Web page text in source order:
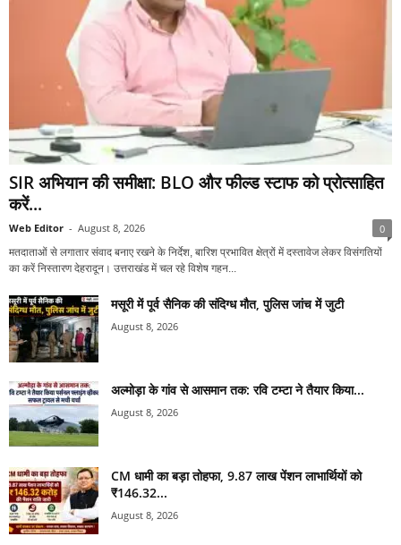
SIR अभियान की समीक्षा: BLO और फील्ड स्टाफ को प्रोत्साहित
करें...
Web Editor - August 8, 2026 0
मतदाताओं से लगातार संवाद बनाए रखने के निर्देश, बारिश प्रभावित क्षेत्रों में दस्तावेज लेकर विसंगतियों
का करें निस्तारण देहरादून। उत्तराखंड में चल रहे विशेष गहन...
मसूरी में पूर्व सैनिक की संदिग्ध मौत, पुलिस जांच में जुटी
August 8, 2026
अल्मोड़ा के गांव से आसमान तक: रवि टम्टा ने तैयार किया...
August 8, 2026
CM धामी का बड़ा तोहफा, 9.87 लाख पेंशन लाभार्थियों को
₹146.32...
August 8, 2026